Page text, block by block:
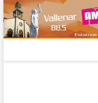
Saltar
al
contenido